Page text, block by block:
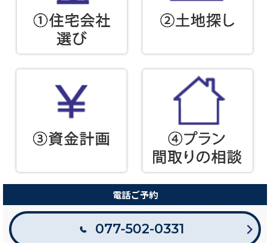
電話ご予約
077-502-0331